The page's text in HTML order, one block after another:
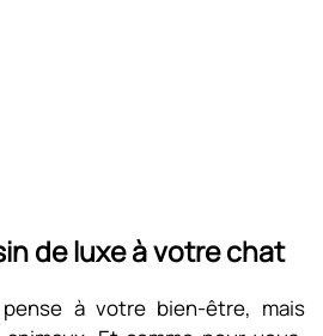
de luxe à votre chat
à votre bien-être, mais